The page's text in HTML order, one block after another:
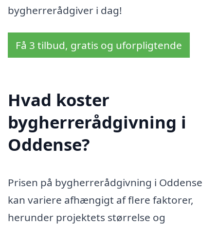
bygherrerådgiver i dag!
Få 3 tilbud, gratis og uforpligtende
Hvad koster
bygherrerådgivning i
Oddense?
Prisen på bygherrerådgivning i Oddense
kan variere afhængigt af flere faktorer,
herunder projektets størrelse og